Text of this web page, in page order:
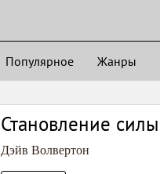
Популярное Жанры
Становление силы
Дэйв Волвертон